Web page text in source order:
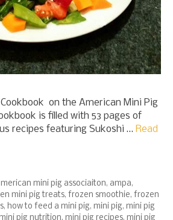
on the American Mini Pig
is filled with 53 pages of
recipes featuring Sukoshi … Read
mini pig associaiton, ampa,
mini pig treats, frozen smoothie, frozen
, how to feed a mini pig, mini pig, mini pig
pig nutrition, mini pig recipes, mini pig